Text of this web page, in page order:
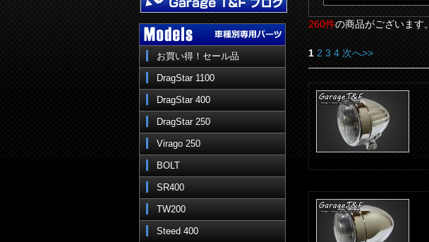
お買い得！セール品
DragStar 1100
DragStar 400
DragStar 250
Virago 250
BOLT
SR400
TW200
Steed 400
260件の商品がございます。
1 2 3 4 次へ>>